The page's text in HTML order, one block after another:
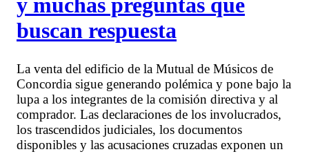
buscan respuesta
La venta del edificio de la Mutual de Músicos de
Concordia sigue generando polémica y pone bajo la
lupa a los integrantes de la comisión directiva y al
comprador. Las declaraciones de los involucrados,
los trascendidos judiciales, los documentos
disponibles y las acusaciones cruzadas exponen un